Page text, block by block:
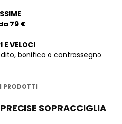
79 €
E VELOCI
bonifico o contrassegno
PRODOTTI
SOPRACCIGLIA